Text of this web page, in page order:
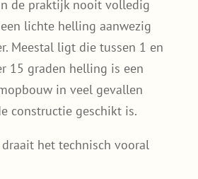
de praktijk nooit volledig
lichte helling aanwezig
Meestal ligt die tussen 1 en
15 graden helling is een
in veel gevallen
constructie geschikt is.
het technisch vooral